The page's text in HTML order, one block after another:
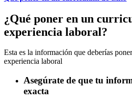
¿Qué poner en un
experiencia laboral?
Esta es la información que deberías
experiencia laboral
Asegúrate de que tu
exacta